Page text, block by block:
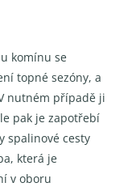
komínu se
topné sezóny, a
nutném případě ji
pak je zapotřebí
spalinové cesty
která je
v oboru